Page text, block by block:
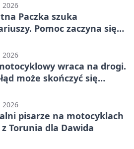
Paczka szuka
Pomoc zaczyna się
wraca na drogi.
może skończyć się
pisarze na motocyklach
Torunia dla Dawida